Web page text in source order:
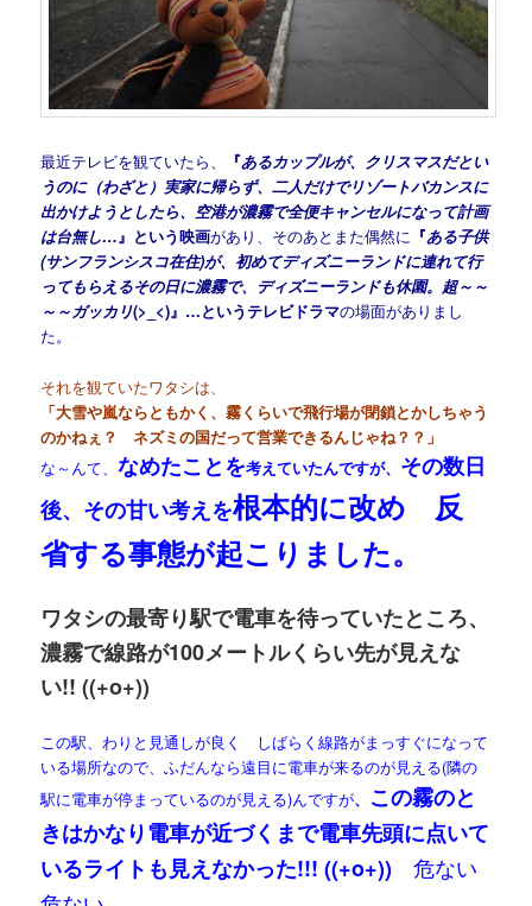
最近テレビを観ていたら、 『あるカップルが、クリスマスだとい
うのに（わざと）実家に帰らず、二人だけでリゾートバカンスに
出かけようとしたら、空港が濃霧で全便キャンセルになって計画
は台無し…』という映画があり、そのあとまた偶然に 『ある子供
(サンフランシスコ在住)が、初めてディズニーランドに連れて行
ってもらえるその日に濃霧で、ディズニーランドも休園。超～～
～～ガッカリ(>_<)』…というテレビドラマの場面がありまし
た。
それを観ていたワタシは、
「大雪や嵐ならともかく、霧くらいで飛行場が閉鎖とかしちゃう
のかねぇ？ ネズミの国だって営業できるんじゃね？？」
な～んて、なめたことを考えていたんですが、 その数日
後、その甘い考えを根本的に改め 反
省する事態が起こりました。
ワタシの最寄り駅で電車を待っていたところ、
濃霧で線路が100メートルくらい先が見えな
い!! ((+o+))
この駅、わりと見通しが良く しばらく線路がまっすぐになって
いる場所なので、ふだんなら遠目に電車が来るのが見える(隣の
駅に電車が停まっているのが見える)んですが、
この霧のと
きはかなり電車が近づくまで電車先頭に点いて
いるライトも見えなかった!!! ((+o+)) 危ない